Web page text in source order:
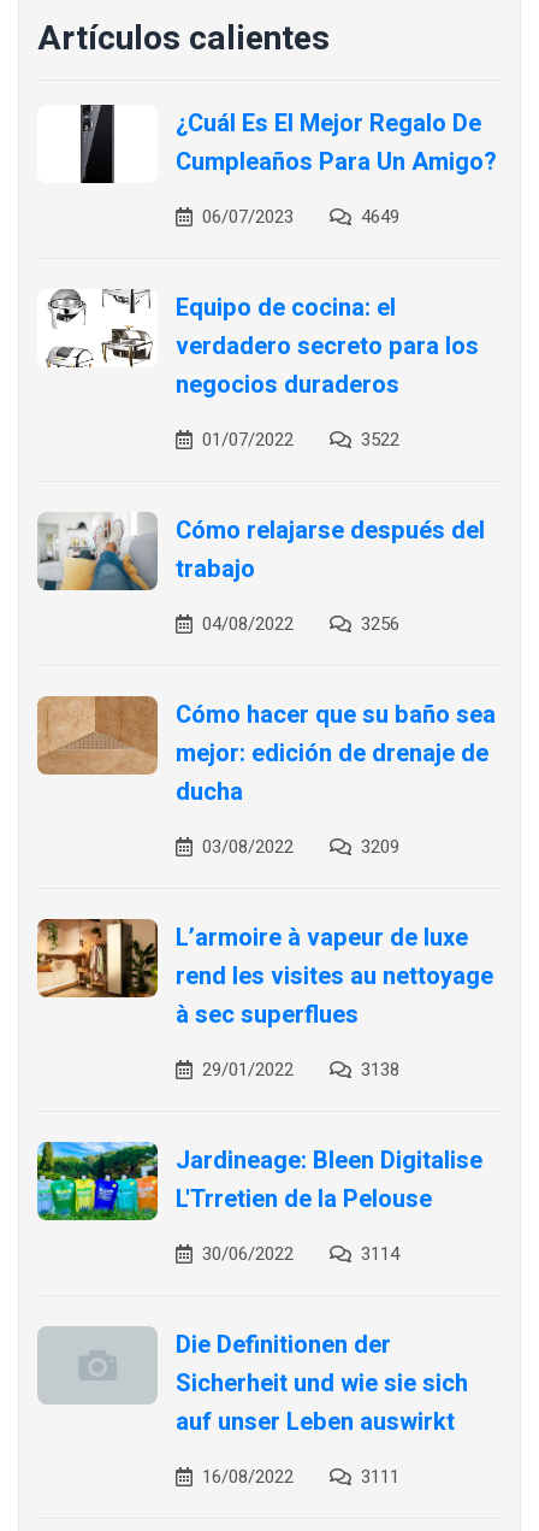
Artículos calientes
¿Cuál Es El Mejor Regalo De
Cumpleaños Para Un Amigo?
06/07/2023 4649
Equipo de cocina: el
verdadero secreto para los
negocios duraderos
01/07/2022 3522
Cómo relajarse después del
trabajo
04/08/2022 3256
Cómo hacer que su baño sea
mejor: edición de drenaje de
ducha
03/08/2022 3209
L’armoire à vapeur de luxe
rend les visites au nettoyage
à sec superflues
29/01/2022 3138
Jardineage: Bleen Digitalise
L'Trretien de la Pelouse
30/06/2022 3114
Die Definitionen der
Sicherheit und wie sie sich
auf unser Leben auswirkt
16/08/2022 3111